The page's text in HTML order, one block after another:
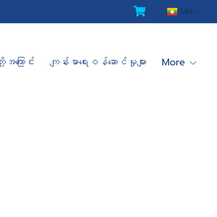
MM
ြောင်း ကျန်းမာရေးဝန်ဆောင်မှုများ More